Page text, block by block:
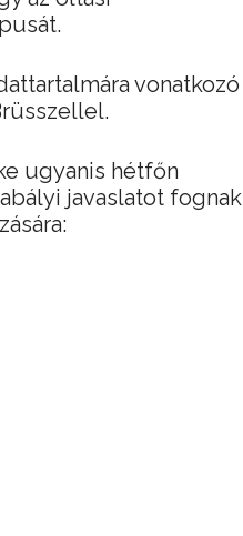
vonatkozó
ugyanis hétfőn
javaslatot fognak